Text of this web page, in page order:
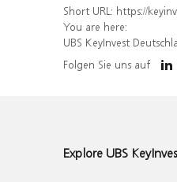
Short URL: https://keyinvest-
You are here:
UBS KeyInvest
Folgen Sie uns auf
Explore UBS